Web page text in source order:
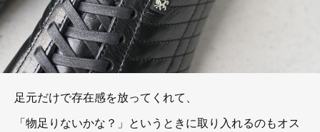
足元だけで存在感を放ってくれて、
「物足りないかな？」というときに取り入れるのもオス